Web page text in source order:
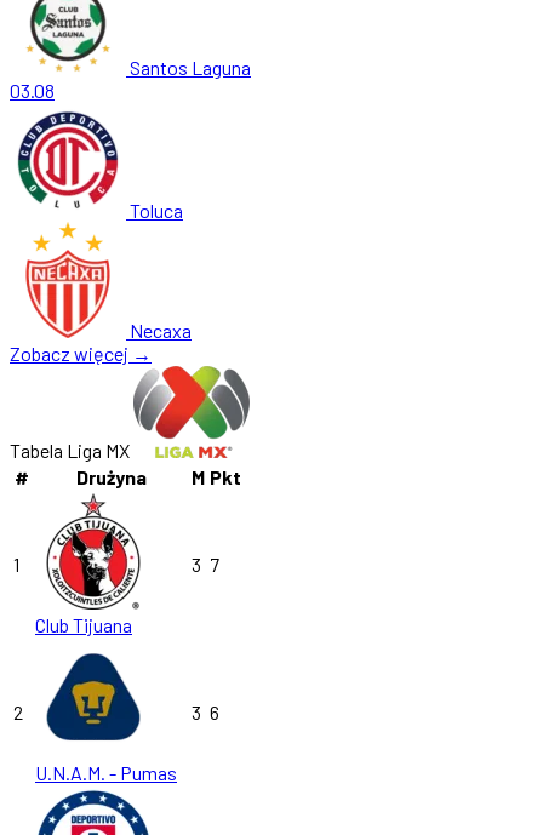
Santos Laguna
03.08
Toluca
Necaxa
Zobacz więcej →
Tabela Liga MX
#
Drużyna M Pkt
1
Club Tijuana
3 7
2
U.N.A.M. - Pumas
3 6